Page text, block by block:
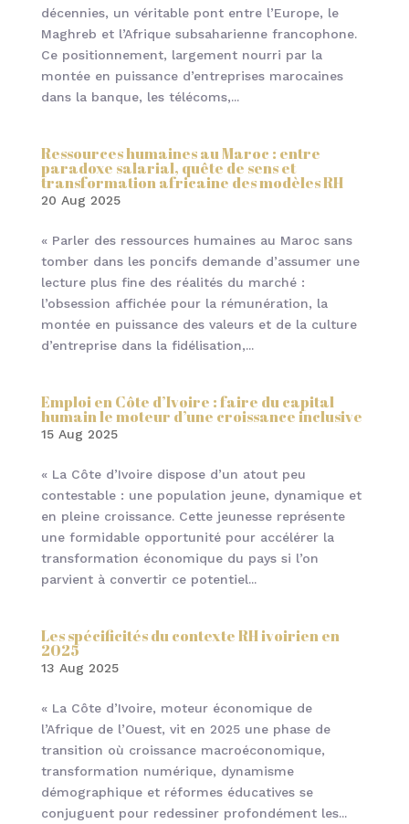
décennies, un véritable pont entre l’Europe, le
Maghreb et l’Afrique subsaharienne francophone.
Ce positionnement, largement nourri par la
montée en puissance d’entreprises marocaines
dans la banque, les télécoms,...
Ressources humaines au Maroc : entre
paradoxe salarial, quête de sens et
transformation africaine des modèles RH
20 Aug 2025
« Parler des ressources humaines au Maroc sans
tomber dans les poncifs demande d’assumer une
lecture plus fine des réalités du marché :
l’obsession affichée pour la rémunération, la
montée en puissance des valeurs et de la culture
d’entreprise dans la fidélisation,...
Emploi en Côte d’Ivoire : faire du capital
humain le moteur d’une croissance inclusive
15 Aug 2025
« La Côte d’Ivoire dispose d’un atout peu
contestable : une population jeune, dynamique et
en pleine croissance. Cette jeunesse représente
une formidable opportunité pour accélérer la
transformation économique du pays si l’on
parvient à convertir ce potentiel...
Les spécificités du contexte RH ivoirien en
2025
13 Aug 2025
« La Côte d’Ivoire, moteur économique de
l’Afrique de l’Ouest, vit en 2025 une phase de
transition où croissance macroéconomique,
transformation numérique, dynamisme
démographique et réformes éducatives se
conjuguent pour redessiner profondément les...